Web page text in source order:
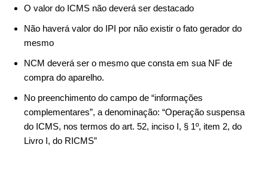
O valor do ICMS não deverá ser destacado
Não haverá valor do IPI por não existir o fato gerador do
mesmo
NCM deverá ser o mesmo que consta em sua NF de
compra do aparelho.
No preenchimento do campo de “informações
complementares”, a denominação: “Operação suspensa
do ICMS, nos termos do art. 52, inciso I, § 1º, item 2, do
Livro I, do RICMS”